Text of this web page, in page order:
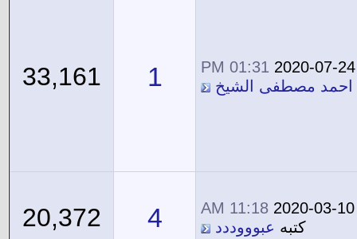
2020-07-24
01:31 PM
احمد مصطفى الشيخ 1
33,161
2020-03-10
11:18 AM
كتبه عبوووددد 4
20,372